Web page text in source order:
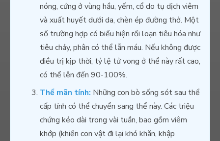
nóng, cứng ở vùng hầu, yếm, cổ do tụ dịch viêm
và xuất huyết dưới da, chèn ép đường thở. Một
số trường hợp có biểu hiện rối loạn tiêu hóa như
tiêu chảy, phân có thể lẫn máu. Nếu không được
điều trị kịp thời, tỷ lệ tử vong ở thể này rất cao,
có thể lên đến 90-100%.
Thể mãn tính: Những con bò sống sót sau thể
cấp tính có thể chuyển sang thể này. Các triệu
chứng kéo dài trong vài tuần, bao gồm viêm
khớp (khiến con vật đi lại khó khăn, khập